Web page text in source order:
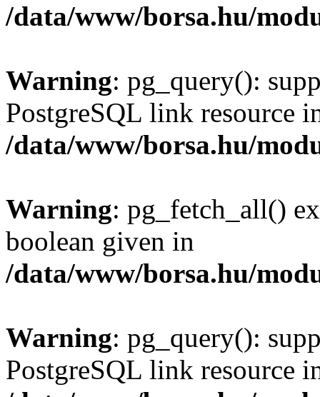
/data/www/borsa.hu/
Warning: pg_query():
PostgreSQL link resource
/data/www/borsa.hu/
Warning: pg_fetch_all()
boolean given in
/data/www/borsa.hu/
Warning: pg_query():
PostgreSQL link resource